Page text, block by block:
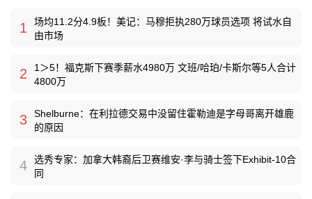
1
场均11.2分4.9板！美记：马穆拒执280万球员选项 将试水自
由市场
2
1＞5！福克斯下赛季薪水4980万 文班/哈珀/卡斯尔等5人合计
4800万
3
Shelburne：在利拉德交易中没留住霍勒迪是字母哥离开雄鹿
的原因
4
选秀专家：加拿大韩裔后卫赛维安·李与骑士签下Exhibit-10合
同